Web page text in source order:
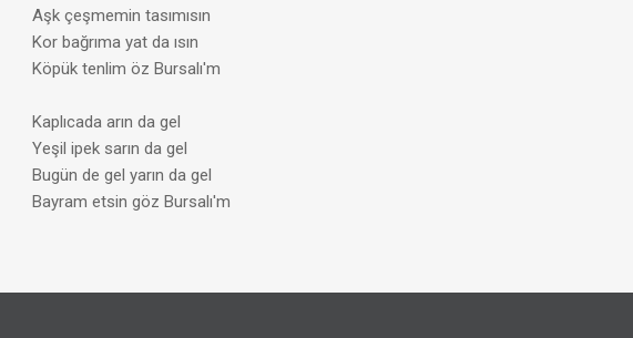
Aşk çeşmemin tasımısın
Kor bağrıma yat da ısın
Köpük tenlim öz Bursalı'm
Kaplıcada arın da gel
Yeşil ipek sarın da gel
Bugün de gel yarın da gel
Bayram etsin göz Bursalı'm